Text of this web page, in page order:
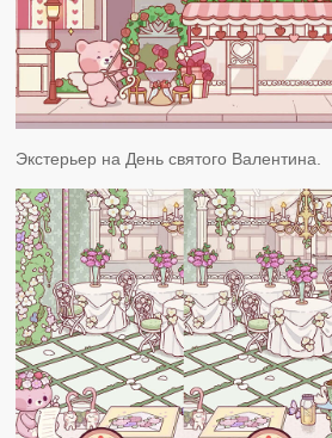
Экстерьер на День святого Валентина.